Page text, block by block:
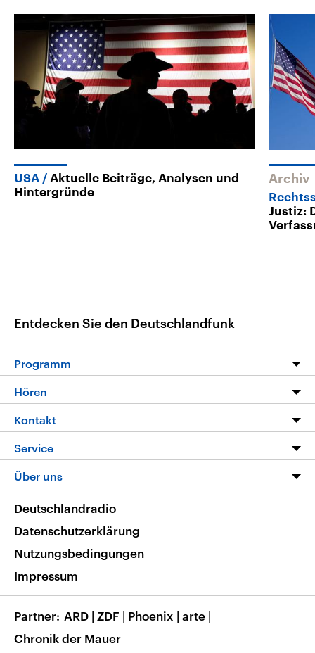
USA
Aktuelle Beiträge, Analysen und
Hintergründe
Archiv
Justiz:
Entdecken Sie den Deutschlandfunk
Programm
Programm
Die Nachrichten
Nachrichtenleicht
Neue Beiträge auf dlf.de
Hören
Livestream
Podcasts
Deutschlandfunk App
Nachrichten App
Frequenzen
Kontakt
Hörerservice
Service
FAQ
Veranstaltungen
Musikliste
RSS
Über uns
Barrierefreiheit
Deutschlandradio
Datenschutzerklärung
Nutzungsbedingungen
Impressum
Partner ARD | ZDF | Phoenix | arte |
Chronik der Mauer